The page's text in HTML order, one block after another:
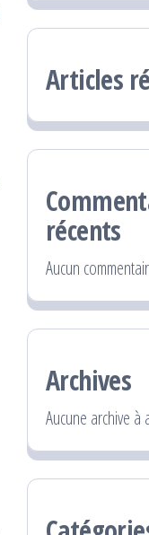
Articles
récents
Aucun
Archives
Aucune archive à